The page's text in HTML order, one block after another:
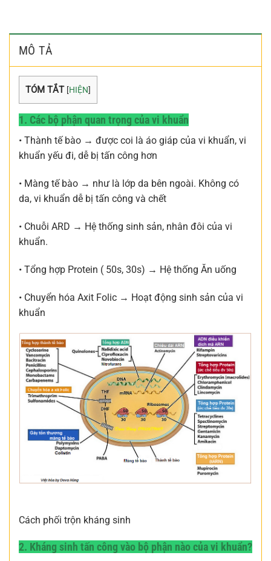
MÔ TẢ
TÓM TẮT [HIỆN]
1. Các bộ phận quan trọng của vi khuẩn
• Thành tế bào → được coi là áo giáp của vi khuẩn, vi
khuẩn yếu đi, dễ bị tấn công hơn
• Màng tế bào → như là lớp da bên ngoài. Không có
da, vi khuẩn dễ bị tấn công và chết
• Chuỗi ARD → Hệ thống sinh sản, nhân đôi của vi
khuẩn.
• Tổng hợp Protein ( 50s, 30s) → Hệ thống Ăn uống
• Chuyển hóa Axit Folic → Hoạt động sinh sản của vi
khuẩn
Cách phối trộn kháng sinh
2. Kháng sinh tấn công vào bộ phận nào của vi khuẩn?